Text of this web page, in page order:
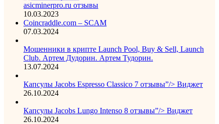
asicminerpro.ru отзывы
10.03.2023
Coincraddle.com – SCAM
07.03.2024
Мошенники в крипте Launch Pool, Buy & Sell, Launch
Club. Артем Дудорин. Артем Тудорин.
13.07.2024
Капсулы Jacobs Espresso Classico 7 отзывы”/> Виджет
26.10.2024
Капсулы Jacobs Lungo Intenso 8 отзывы”/> Виджет
26.10.2024